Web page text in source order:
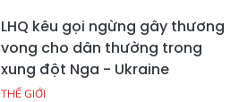
LHQ kêu gọi ngừng gây thương
vong cho dân thường trong
xung đột Nga - Ukraine
THẾ GIỚI